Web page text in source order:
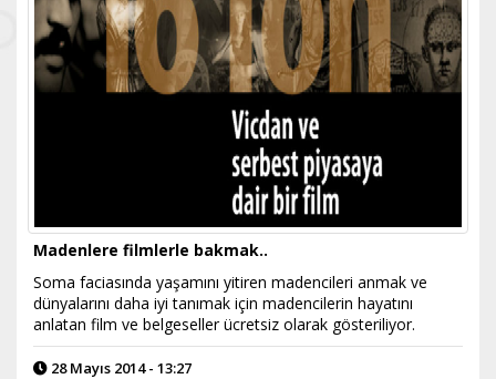
Madenlere filmlerle bakmak..
Soma faciasında yaşamını yitiren madencileri anmak ve
dünyalarını daha iyi tanımak için madencilerin hayatını
anlatan film ve belgeseller ücretsiz olarak gösteriliyor.
28 Mayıs 2014 - 13:27